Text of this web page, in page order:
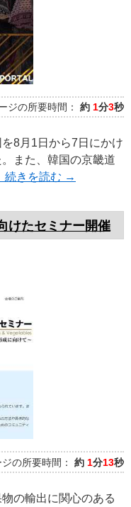
ジの所要時間： 約 1分3秒
8月1日から7日にかけ
また、韓国の京畿道
続きを読む →
けたセミナー開催
の所要時間： 約 1分13秒
の輸出に関心のある